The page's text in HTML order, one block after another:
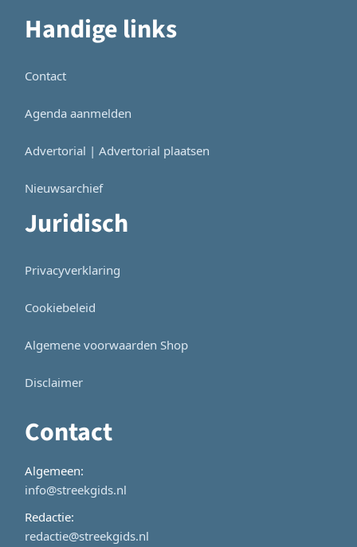
Handige links
Contact
Agenda aanmelden
Advertorial | Advertorial plaatsen
Nieuwsarchief
Juridisch
Privacyverklaring
Cookiebeleid
Algemene voorwaarden Shop
Disclaimer
Contact
Algemeen:
info@streekgids.nl
Redactie:
redactie@streekgids.nl